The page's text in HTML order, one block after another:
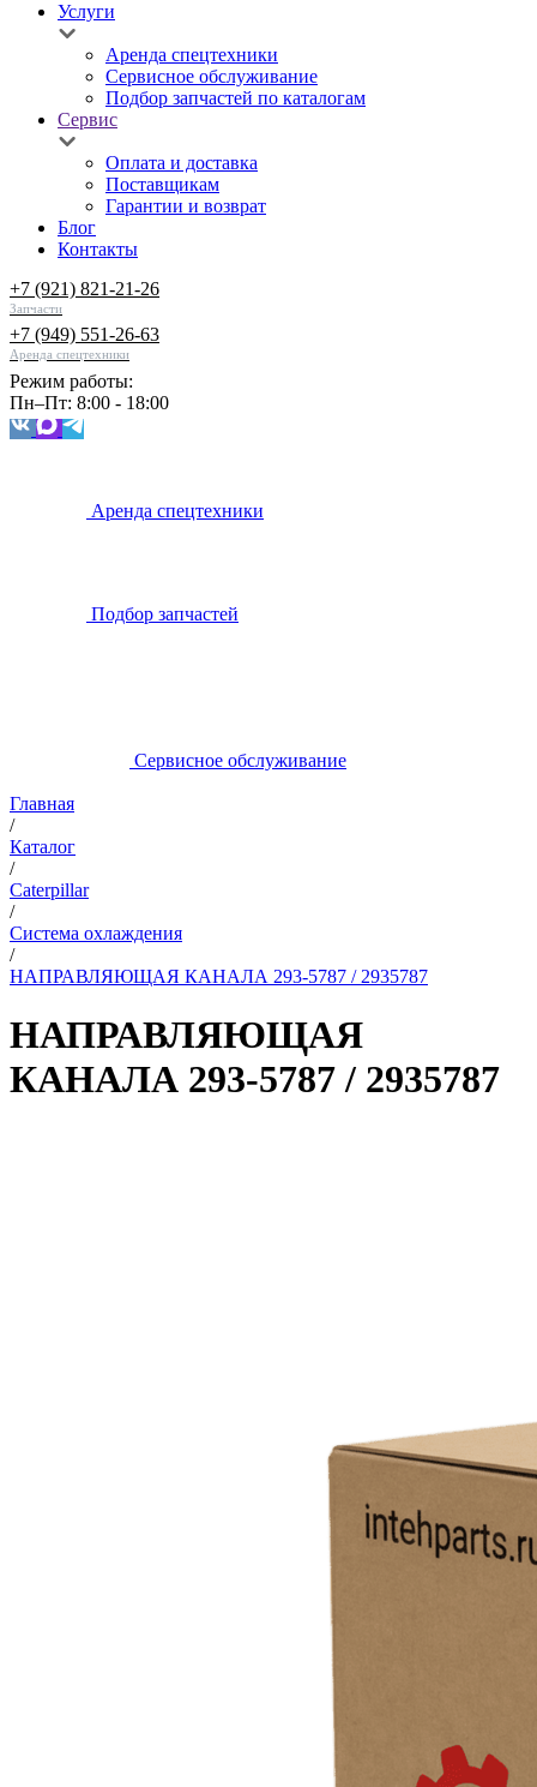
Услуги
Аренда спецтехники
Сервисное обслуживание
Подбор запчастей по каталогам
Сервис
Оплата и доставка
Поставщикам
Гарантии и возврат
Блог
Контакты
+7 (921) 821-21-26
Запчасти
+7 (949) 551-26-63
Аренда спецтехники
Режим работы:
Пн–Пт: 8:00 - 18:00
Аренда спецтехники
Подбор запчастей
Сервисное обслуживание
Главная
/
Каталог
/
Caterpillar
/
Система охлаждения
/
НАПРАВЛЯЮЩАЯ КАНАЛА 293-5787 / 2935787
НАПРАВЛЯЮЩАЯ
КАНАЛА 293-5787 / 2935787